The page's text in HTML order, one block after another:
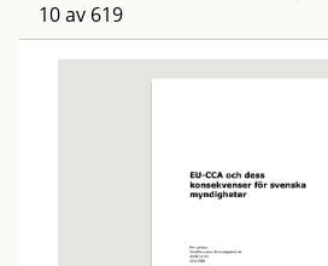
10 av 619